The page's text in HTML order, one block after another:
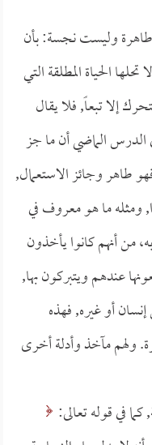
طاهرة وليست نجسة: بأن
الحياة المطلقة التي
إلا تبعاً, فلا يقال
الدرس الماضي أن ما جز
طاهر وجائز الاستعمال,
ومثله ما هو معروف في
من أنهم كانوا يأخذون
عندهم ويتبركون بها,
أو غيره, فهذه
ولهم مآخذ وأدلة أخرى
في قوله تعالى: